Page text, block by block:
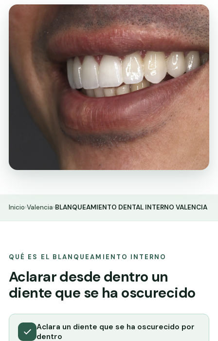
Inicio›Valencia›BLANQUEAMIENTO DENTAL INTERNO VALENCIA
QUÉ ES EL BLANQUEAMIENTO INTERNO
Aclarar desde dentro un
diente que se ha oscurecido
Aclara un diente que se ha oscurecido por
dentro